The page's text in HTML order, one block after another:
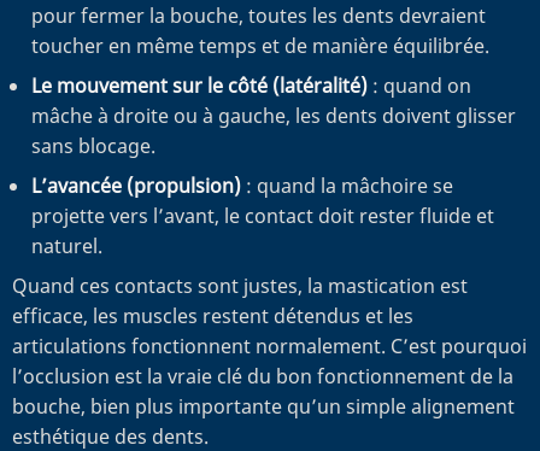
pour fermer la bouche, toutes les dents devraient
toucher en même temps et de manière équilibrée.
Le mouvement sur le côté (latéralité) : quand on
mâche à droite ou à gauche, les dents doivent glisser
sans blocage.
L’avancée (propulsion) : quand la mâchoire se
projette vers l’avant, le contact doit rester fluide et
naturel.
Quand ces contacts sont justes, la mastication est
efficace, les muscles restent détendus et les
articulations fonctionnent normalement. C’est pourquoi
l’occlusion est la vraie clé du bon fonctionnement de la
bouche, bien plus importante qu’un simple alignement
esthétique des dents.